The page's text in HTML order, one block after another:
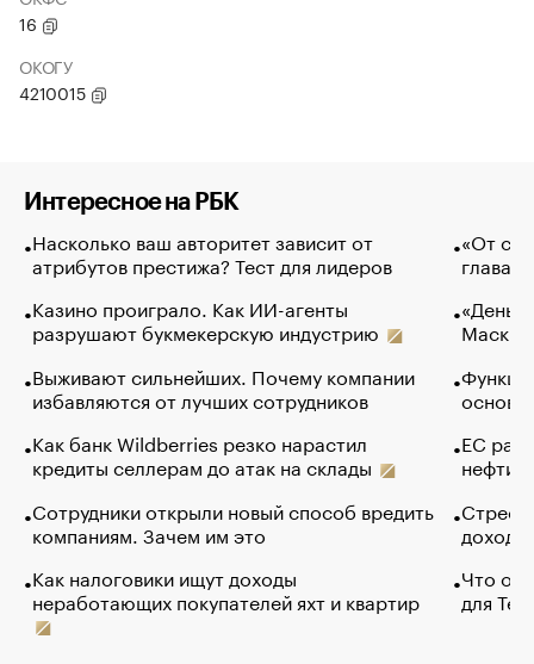
16
ОКОГУ
4210015
Интересное на РБК
Насколько ваш авторитет зависит от
атрибутов престижа? Тест для лидеров
Казино проиграло. Как ИИ-агенты
разрушают букмекерскую индустрию
Выживают сильнейших. Почему компании
избавляются от лучших сотрудников
Как банк Wildberries резко нарастил
кредиты селлерам до атак на склады
Сотрудники открыли новый способ вредить
компаниям. Зачем им это
Как налоговики ищут доходы
неработающих покупателей яхт и квартир
«От
глава
Маск в
основ
ЕС
нефти
Что
для